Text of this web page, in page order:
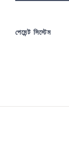
পেমেন্ট সিস্টেম